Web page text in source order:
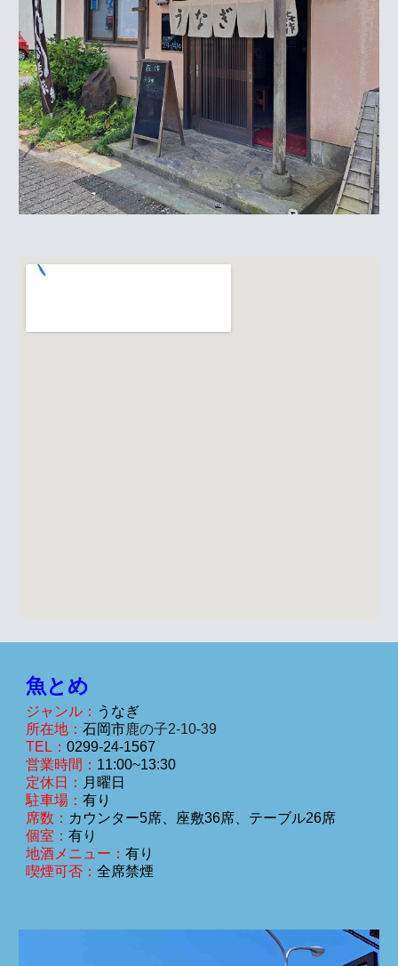
魚とめ
ジャンル： うなぎ
所在地：石岡市鹿の子2-10-39
TEL：0299-24-1567
営業時間： 11:00~13:30
定休日： 月曜日
駐車場：有り
席数： カウンター5席、座敷36席、テーブル26席
個室：有り
地酒メニュー：有り
喫煙可否：全席禁煙